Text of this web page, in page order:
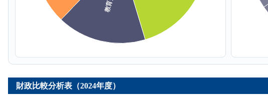
財政比較分析表（2024年度）